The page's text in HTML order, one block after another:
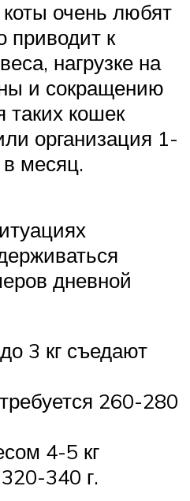
очень любят
приводит к
нагрузке на
и сокращению
таких кошек
организация 1-
месяц.
дневной
3 кг съедают
260-280
4-5 кг
340 г.